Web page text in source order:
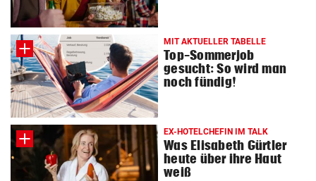
MIT AKTUELLER TABELLE
Top-Sommerjob
gesucht: So wird man
noch fündig!
EX-HOTELCHEFIN IM TALK
Was Elisabeth Gürtler
heute über ihre Haut
weiß